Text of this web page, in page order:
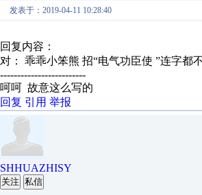
发表于：2019-04-11 10:28:40
回复内容：
对： 乖乖小笨熊 招“电气功臣使 ”连字都
-------------------------
呵呵 故意这么写的
回复 引用 举报
SHHUAZHISY
关注 私信